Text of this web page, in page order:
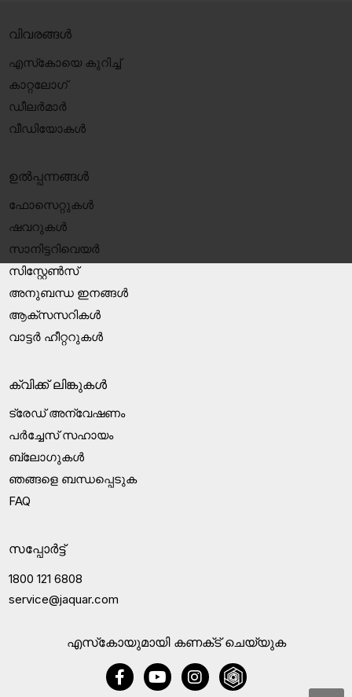
എസ്‍കോയുമായി കണക്‌ട് ചെയ്യുക
വിവരങ്ങൾ
എസ്‍കോയെ കുറിച്ച്
കാറ്റലോഗ്
ഡീലർമാർ
വീഡിയോകൾ
ഉൽപ്പന്നങ്ങൾ
ഫോസെറ്റുകൾ
ഷവറുകൾ
സാനിട്ടറിവെയർ
സിസ്റ്റേൺസ്
അനുബന്ധ ഇനങ്ങൾ
ആക്‌സസറികൾ
വാട്ടർ ഹീറ്ററുകൾ
ക്വിക്ക് ലിങ്കുകൾ
ട്രേഡ് അന്വേഷണം
പർച്ചേസ് സഹായം
ബ്ലോഗുകൾ
ഞങ്ങളെ ബന്ധപ്പെടുക
FAQ
സപ്പോർട്ട്
1800 121 6808
service@jaquar.com